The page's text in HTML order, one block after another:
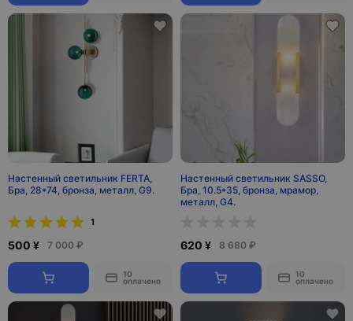
Настенный светильник FERTA,
Бра, 28*74, бронза, металл, G9.
1
500 ¥ 7 000 ₽
10
оплачено
Настенный светильник SASSO,
Бра, 10.5*35, бронза, мрамор,
металл, G4.
620 ¥ 8 680 ₽
10
оплачено